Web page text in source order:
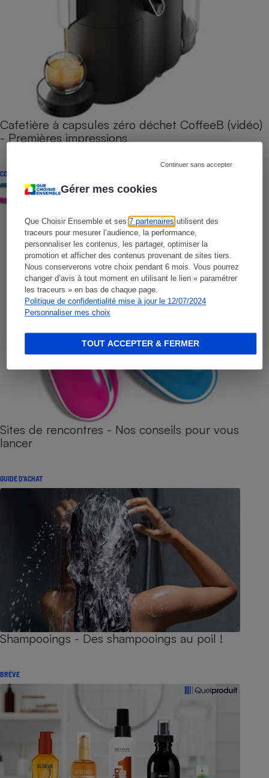
Gérer mes cookies
Que Choisir Ensemble et ses7 partenaires utilisent des
traceurs pour mesurer l’audience, la performance,
personnaliser les contenus, les partager, optimiser la
promotion et afficher des contenus provenant de sites tiers.
Nous conserverons votre choix pendant 6 mois. Vous pourrez
changer d’avis à tout moment en utilisant le lien « paramétrer
les traceurs » en bas de chaque page.
Politique de confidentialité mise à jour le 12/07/2024
Personnaliser mes choix
Continuer sans accepter
TOUT ACCEPTER & FERMER
Cafetière à capsules zéro déchet CoffeeB (vidéo)
- Premières impressions
CONSEILS
Sites de rencontres - Nos conseils pour vous
lancer
GUIDE D'ACHAT
Shampooings - Des shampooings au poil !
BRÈVE